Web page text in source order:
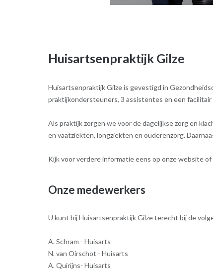
Huisartsenpraktijk Gilze
Huisartsenpraktijk Gilze is gevestigd in
praktijkondersteuners, 3 assistentes en een
Als praktijk zorgen we voor de dagelijkse zorg en
en vaatziekten, longziekten en ouderenzorg.
Kijk voor verdere informatie eens op onze website
Onze medewerkers
U kunt bij Huisartsenpraktijk Gilze terecht bij de
A. Schram - Huisarts
N. van Oirschot - Huisarts
A. Quirijns- Huisarts